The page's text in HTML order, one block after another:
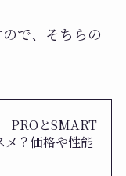
で、そちらの
PROとSMART
メ？価格や性能